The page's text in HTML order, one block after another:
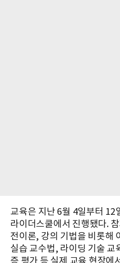
교육은 지난 6월 4일부터 12
라이더스쿨에서 진행됐다.
전이론, 강의 기법을 비롯해
실습 교수법, 라이딩 기술 교